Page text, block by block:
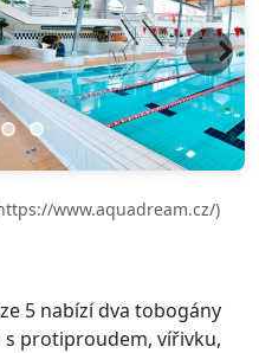
Next
www.aquadream.cz/)
5 nabízí dva tobogány
s protiproudem, vířivku,